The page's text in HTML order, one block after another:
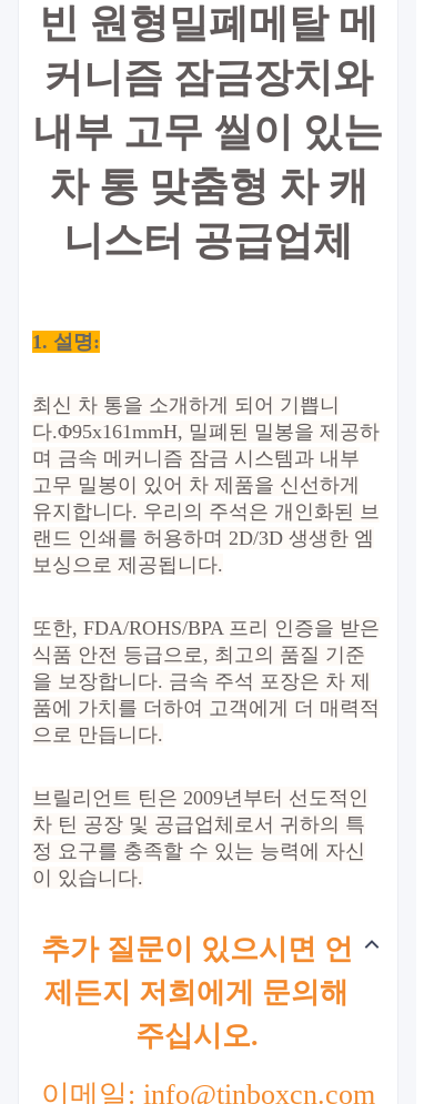
빈 원형밀폐 메탈 메
커니즘 잠금장치와
내부 고무 씰이 있는
차 통 맞춤형 차 캐
니스터 공급업체
1. 설명:
최신 차 통을 소개하게 되어 기쁩니
다.Φ95x161mmH, 밀폐된 밀봉을 제공하
며 금속 메커니즘 잠금 시스템과 내부
고무 밀봉이 있어 차 제품을 신선하게
유지합니다. 우리의 주석은 개인화된 브
랜드 인쇄를 허용하며 2D/3D 생생한 엠
보싱으로 제공됩니다.
또한, FDA/ROHS/BPA 프리 인증을 받은
식품 안전 등급으로, 최고의 품질 기준
을 보장합니다. 금속 주석 포장은 차 제
품에 가치를 더하여 고객에게 더 매력적
으로 만듭니다.
브릴리언트 틴은 2009년부터 선도적인
차 틴 공장 및 공급업체로서 귀하의 특
정 요구를 충족할 수 있는 능력에 자신
이 있습니다.
추가 질문이 있으시면 언
제든지 저희에게 문의해
주십시오.
이메일: info@tinboxcn.com